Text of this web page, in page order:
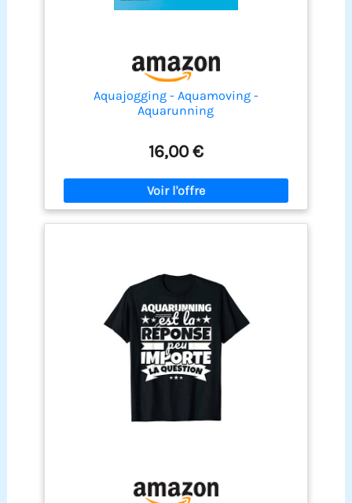
Aquajogging - Aquamoving -
Aquarunning
16,00 €